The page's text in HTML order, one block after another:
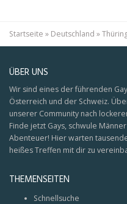
Startseite » Deutschland »
ÜBER UNS
Wir sind eines der führenden
Österreich und der Schweiz.
unserer Community nach
Finde jetzt Gays, schwule
Abenteuer! Hier warten
heißes Treffen mit dir zu
THEMENSEITEN
Schnellsuche